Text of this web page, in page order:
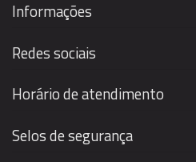
Informações
Redes sociais
Horário de atendimento
Selos de segurança